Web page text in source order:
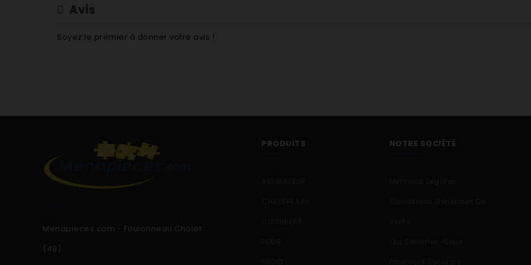
Avis
Soyez le premier à donner votre avis !
Menapieces.com - Foulonneau Cholet
(49)
PRODUITS NOTRE SOCIÉTÉ